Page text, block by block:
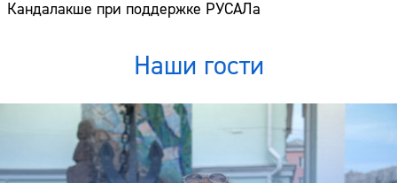
Кандалакше при поддержке РУСАЛа
Наши гости